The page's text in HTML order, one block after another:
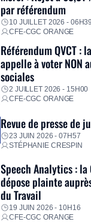
par référendum
10 JUILLET 2026 - 06H39
CFE-CGC ORANGE
Référendum QVCT :
appelle à voter NON
sociales
2 JUILLET 2026 - 15H00
CFE-CGC ORANGE
Revue de presse de
23 JUIN 2026 - 07H57
STÉPHANIE CRESPIN
Speech Analytics : la
dépose plainte
du Travail
19 JUIN 2026 - 10H16
CFE-CGC ORANGE